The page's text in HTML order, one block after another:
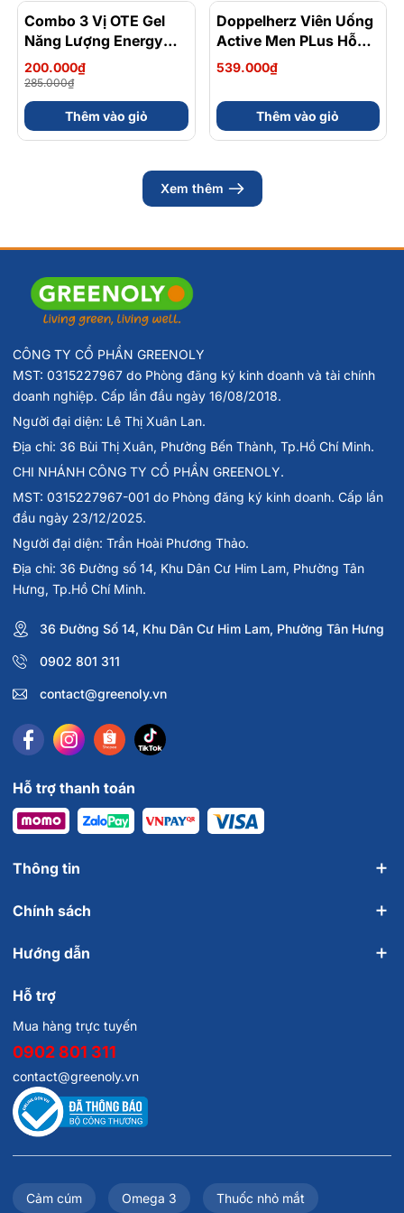
- 30%
Combo 3 Vị OTE Gel
Năng Lượng Energy
Gel Kết Hợp
Carbohydrate Điện Giải
56gram 82kcal
200.000₫
285.000₫
Thêm vào giỏ
Doppelherz Viên Uống
Active Men PLus Hỗ
Trợ Tăng Cường Sức
Khỏe Sinh Lý Nam Hộp
30 Viên
539.000₫
Thêm vào giỏ
Xem thêm
CÔNG TY CỔ PHẦN GREENOLY
MST: 0315227967 do Phòng đăng ký kinh doanh và tài chính
doanh nghiệp. Cấp lần đầu ngày 16/08/2018.
Người đại diện: Lê Thị Xuân Lan.
Địa chỉ: 36 Bùi Thị Xuân, Phường Bến Thành, Tp.Hồ Chí Minh.
CHI NHÁNH CÔNG TY CỔ PHẦN GREENOLY.
MST: 0315227967-001 do Phòng đăng ký kinh doanh. Cấp lần
đầu ngày 23/12/2025.
Người đại diện: Trần Hoài Phương Thảo.
Địa chỉ: 36 Đường số 14, Khu Dân Cư Him Lam, Phường Tân
Hưng, Tp.Hồ Chí Minh.
36 Đường Số 14, Khu Dân Cư Him Lam, Phường Tân Hưng
0902 801 311
contact@greenoly.vn
Hỗ trợ thanh toán
Thông tin
Chính sách
Hướng dẫn
Hỗ trợ
Mua hàng trực tuyến
0902 801 311
contact@greenoly.vn
Cảm cúm Omega 3 Thuốc nhỏ mắt